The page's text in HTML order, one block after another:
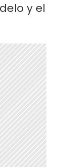
y el